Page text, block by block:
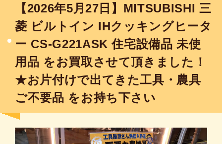
【2026年5月27日】MITSUBISHI 三
菱 ビルトイン IHクッキングヒータ
ー CS-G221ASK 住宅設備品 未使
用品 をお買取させて頂きました！
★お片付けで出てきた工具・農具
ご不要品 をお持ち下さい